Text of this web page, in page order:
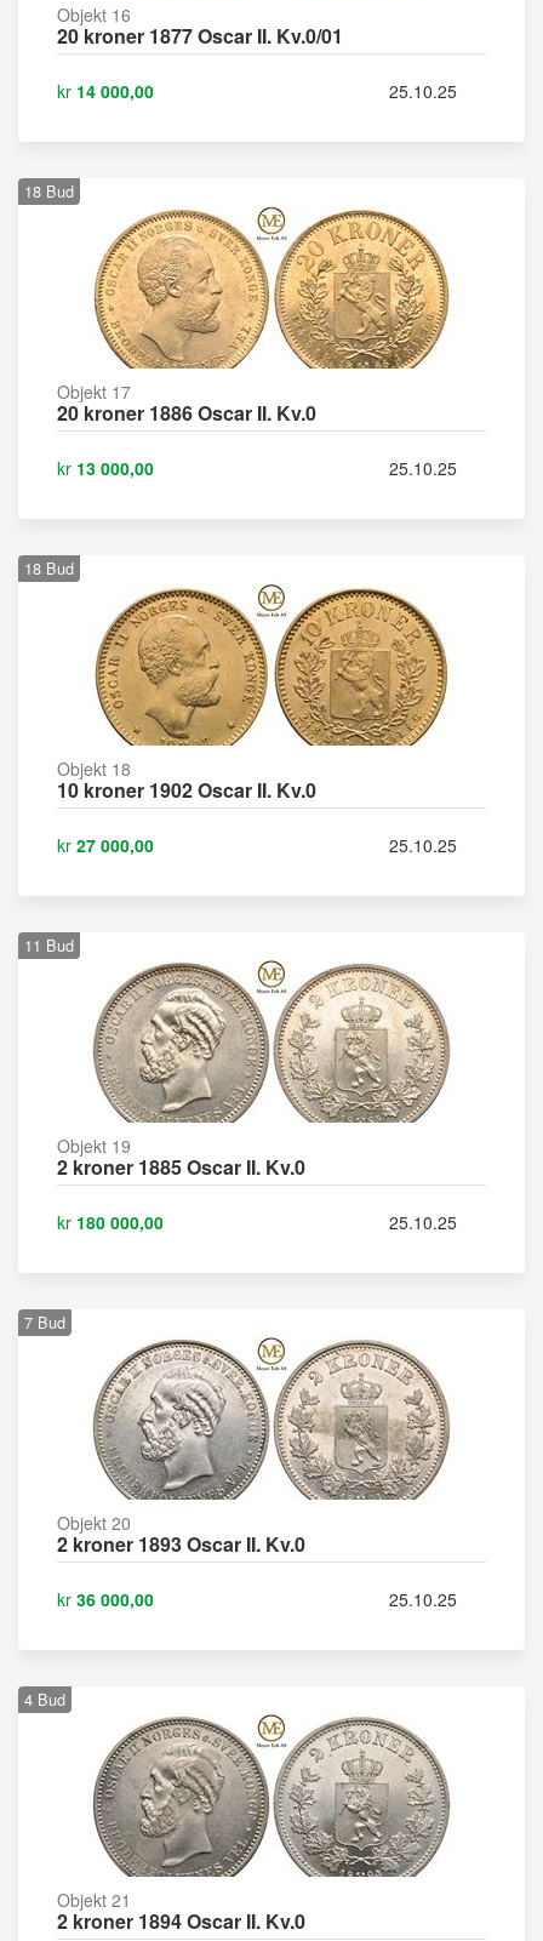
Objekt 16
20 kroner 1877 Oscar II. Kv.0/01
kr 14 000,00 25.10.25
18 Bud
Objekt 17
20 kroner 1886 Oscar II. Kv.0
kr 13 000,00 25.10.25
18 Bud
Objekt 18
10 kroner 1902 Oscar II. Kv.0
kr 27 000,00 25.10.25
11 Bud
Objekt 19
2 kroner 1885 Oscar II. Kv.0
kr 180 000,00 25.10.25
7 Bud
Objekt 20
2 kroner 1893 Oscar II. Kv.0
kr 36 000,00 25.10.25
4 Bud
Objekt 21
2 kroner 1894 Oscar II. Kv.0